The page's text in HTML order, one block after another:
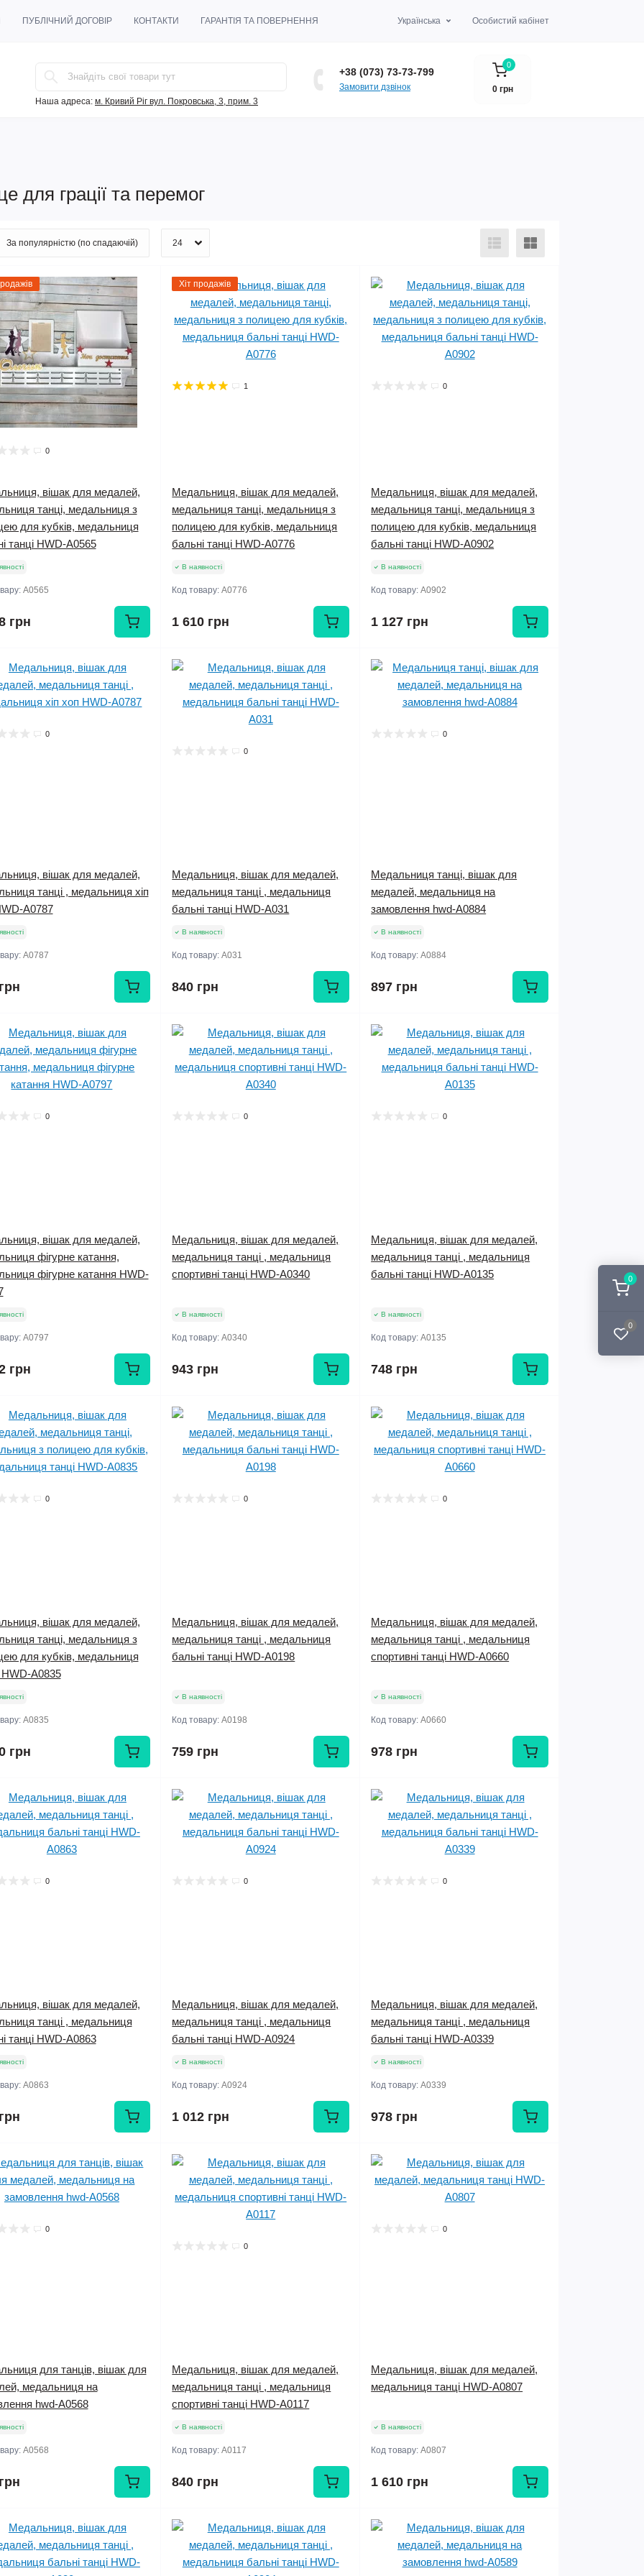
0
0
ПУБЛІЧНИЙ ДОГОВІР КОНТАКТИ ГАРАНТІЯ ТА ПОВЕРНЕННЯ Українська Особистий кабінет
Наша адреса: м. Кривий Ріг вул. Покровська, 3, прим. 3
+38 (073) 73-73-799
Замовити дзвінок
0
0 грн
для грації та перемог
0
вішак для медалей,
танці, медальниця з
для кубків, медальниця
танці HWD-А0565
А0565
грн
Хіт продажів
1
Медальниця, вішак для медалей,
медальниця танці, медальниця з
полицею для кубків, медальниця
бальні танці HWD-А0776
В наявності
Код товару:А0776
1 610 грн
0
Медальниця, вішак для медалей,
медальниця танці, медальниця з
полицею для кубків, медальниця
бальні танці HWD-А0902
В наявності
Код товару:А0902
1 127 грн
0
вішак для медалей,
танці , медальниця хіп
A0787
A0787
0
Медальниця, вішак для медалей,
медальниця танці , медальниця
бальні танці HWD-А031
В наявності
Код товару:А031
840 грн
0
Медальниця танці, вішак для
медалей, медальниця на
замовлення hwd-А0884
В наявності
Код товару:А0884
897 грн
0
вішак для медалей,
фігурне катання,
фігурне катання HWD-
А0797
грн
0
Медальниця, вішак для медалей,
медальниця танці , медальниця
спортивні танці HWD-А0340
В наявності
Код товару:А0340
943 грн
0
Медальниця, вішак для медалей,
медальниця танці , медальниця
бальні танці HWD-A0135
В наявності
Код товару:A0135
748 грн
0
вішак для медалей,
танці, медальниця з
для кубків, медальниця
HWD-А0835
А0835
грн
0
Медальниця, вішак для медалей,
медальниця танці , медальниця
бальні танці HWD-A0198
В наявності
Код товару:A0198
759 грн
0
Медальниця, вішак для медалей,
медальниця танці , медальниця
спортивні танці HWD-A0660
В наявності
Код товару:А0660
978 грн
0
вішак для медалей,
танці , медальниця
танці HWD-А0863
А0863
0
Медальниця, вішак для медалей,
медальниця танці , медальниця
бальні танці HWD-A0924
В наявності
Код товару:A0924
1 012 грн
0
Медальниця, вішак для медалей,
медальниця танці , медальниця
бальні танці HWD-А0339
В наявності
Код товару:А0339
978 грн
0
для танців, вішак для
медальниця на
hwd-А0568
А0568
0
Медальниця, вішак для медалей,
медальниця танці , медальниця
спортивні танці HWD-A0117
В наявності
Код товару:A0117
840 грн
0
Медальниця, вішак для медалей,
медальниця танці HWD-А0807
В наявності
Код товару:А0807
1 610 грн